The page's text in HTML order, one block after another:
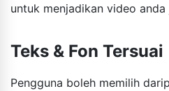
untuk menjadikan video
Teks & Fon Tersuai
Pengguna boleh memilih